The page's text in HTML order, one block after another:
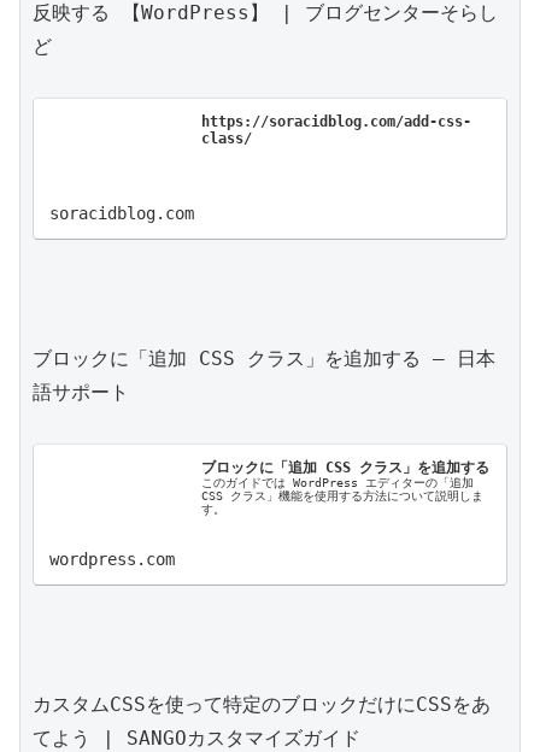
反映する 【WordPress】 | ブログセンターそらし
ど
https://soracidblog.com/add-css-
class/
soracidblog.com
ブロックに「追加 CSS クラス」を追加する – 日本
語サポート
ブロックに「追加 CSS クラス」を追加する
このガイドでは WordPress エディターの「追加
CSS クラス」機能を使用する方法について説明しま
す。
wordpress.com
カスタムCSSを使って特定のブロックだけにCSSをあ
てよう | SANGOカスタマイズガイド